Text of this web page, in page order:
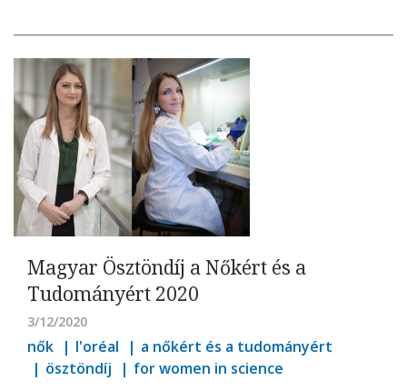
Magyar Ösztöndíj a Nőkért és a
Tudományért 2020
3/12/2020
nők l'oréal
a nőkért és a tudományért
ösztöndíj
for women in science